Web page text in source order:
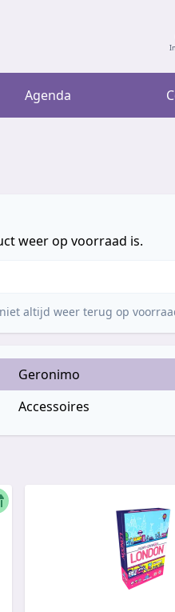
Agenda
weer op voorraad is.
altijd weer terug op
Geronimo
Accessoires